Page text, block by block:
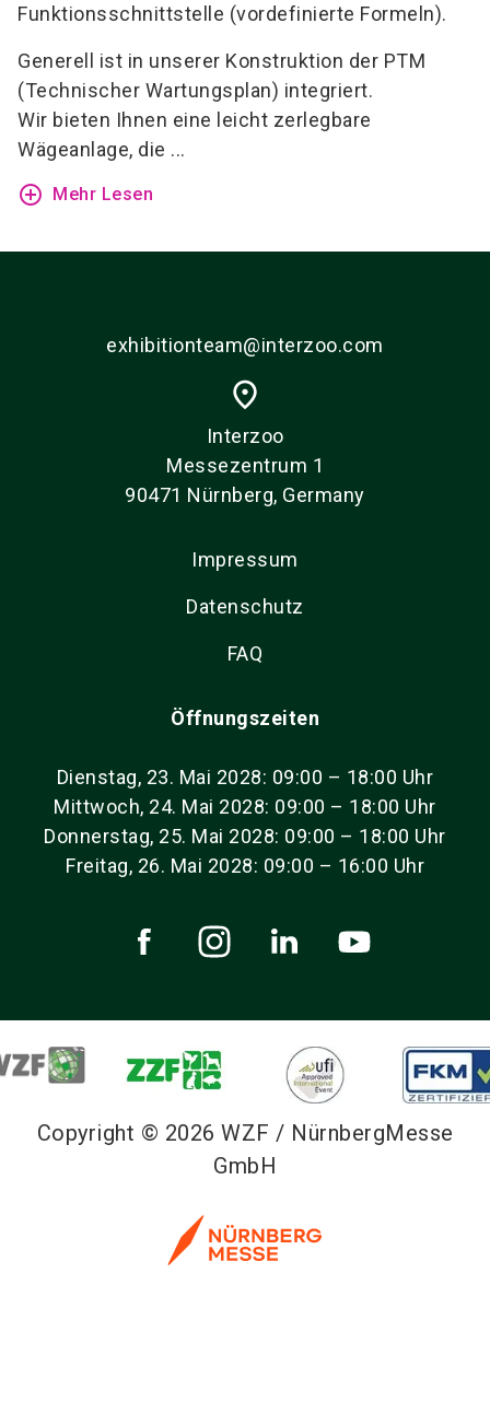
Funktionsschnittstelle (vordefinierte Formeln).
Generell ist in unserer Konstruktion der PTM
(Technischer Wartungsplan) integriert.
Wir bieten Ihnen eine leicht zerlegbare
Wägeanlage, die ...
add_circle_outline Mehr Lesen
exhibitionteam@interzoo.com
place
Interzoo
Messezentrum 1
90471 Nürnberg, Germany
Impressum
Datenschutz
FAQ
Öffnungszeiten
Dienstag, 23. Mai 2028: 09:00 – 18:00 Uhr
Mittwoch, 24. Mai 2028: 09:00 – 18:00 Uhr
Donnerstag, 25. Mai 2028: 09:00 – 18:00 Uhr
Freitag, 26. Mai 2028: 09:00 – 16:00 Uhr
Copyright © 2026 WZF / NürnbergMesse
GmbH